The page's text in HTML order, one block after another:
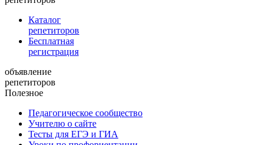
Каталог
репетиторов
Бесплатная
регистрация
объявление
репетиторов
Полезное
Педагогическое сообщество
Учителю о сайте
Тесты для ЕГЭ и ГИА